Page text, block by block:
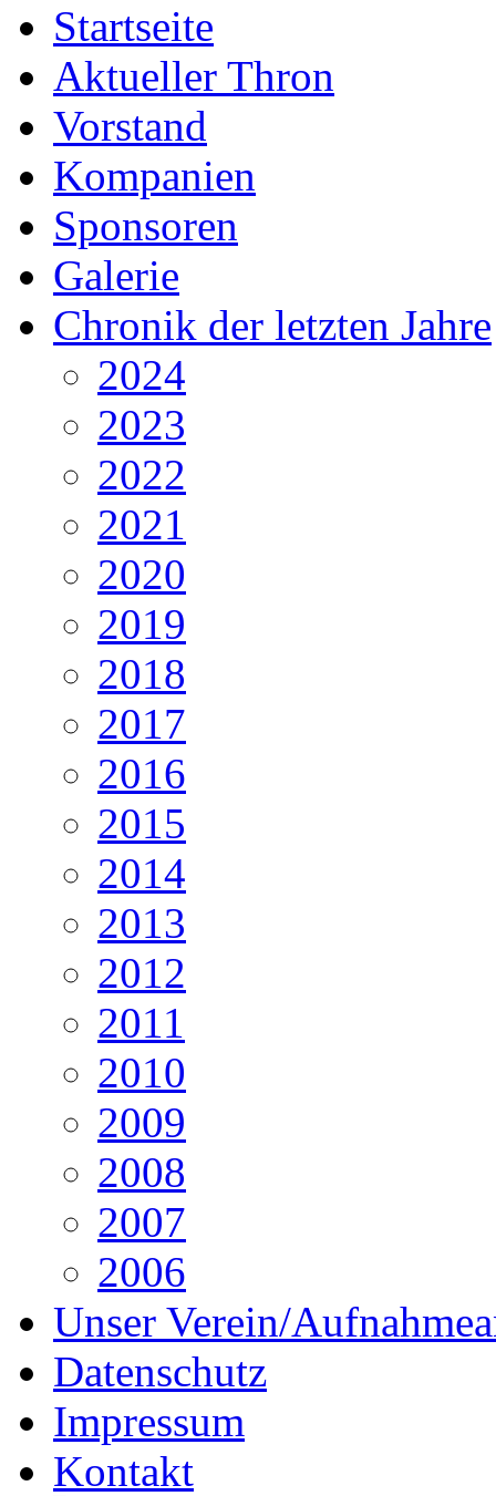
Startseite
Aktueller Thron
Vorstand
Kompanien
Sponsoren
Galerie
Chronik der letzten Jahre
2024
2023
2022
2021
2020
2019
2018
2017
2016
2015
2014
2013
2012
2011
2010
2009
2008
2007
2006
Unser Verein/
Datenschutz
Impressum
Kontakt